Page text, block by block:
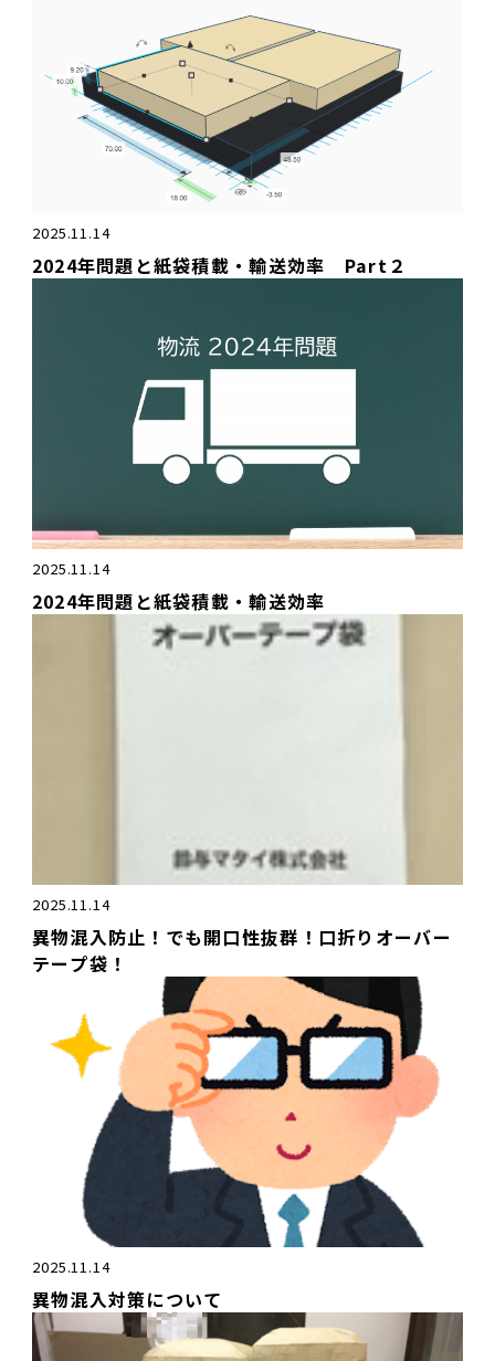
2025.11.14
2024年問題と紙袋積載・輸送効率 Part２
2025.11.14
2024年問題と紙袋積載・輸送効率
2025.11.14
異物混入防止！でも開口性抜群！口折りオーバー
テープ袋！
2025.11.14
異物混入対策について